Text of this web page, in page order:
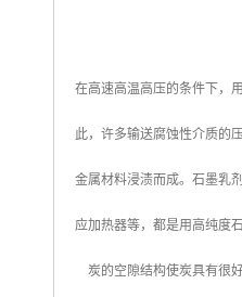
在高速高温高压的条件下，
此，许多输送腐蚀性介质的
金属材料浸渍而成。石墨乳
应加热器等，都是用高纯度
炭的空隙结构使炭具有很